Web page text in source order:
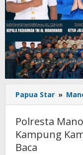
Papua Star »
Polresta
Kampung
Baca